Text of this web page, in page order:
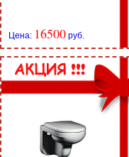
Цена: 16500 руб.